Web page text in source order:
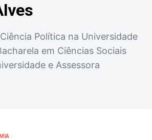
Política na Universidade
em Ciências Sociais
e Assessora